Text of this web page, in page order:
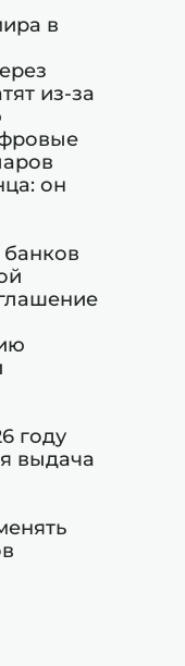
в
из-за
он
году
выдача